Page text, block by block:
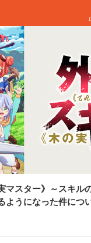
マスター》～スキル
ようになった件につ